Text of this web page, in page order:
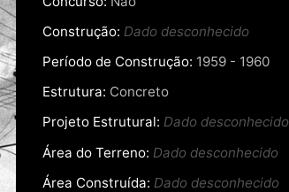
Construção: Dado desconhecido
Período de Construção: 1959 - 1960
Estrutura: Concreto
Projeto Estrutural: Dado desconhecido
Área do Terreno: Dado desconhecido
Área Construída: Dado desconhecido